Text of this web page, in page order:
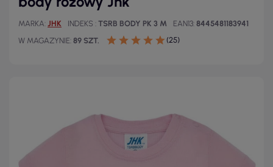
MARKA JHK INDEKS TSRB BODY PK 3 M EAN13 8445481183941
W MAGAZYNIE 89 SZT. (25)